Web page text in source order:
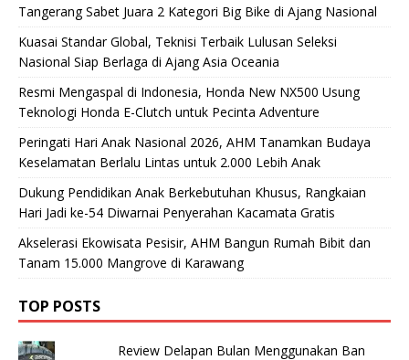
Tangerang Sabet Juara 2 Kategori Big Bike di Ajang Nasional
Kuasai Standar Global, Teknisi Terbaik Lulusan Seleksi
Nasional Siap Berlaga di Ajang Asia Oceania
Resmi Mengaspal di Indonesia, Honda New NX500 Usung
Teknologi Honda E-Clutch untuk Pecinta Adventure
Peringati Hari Anak Nasional 2026, AHM Tanamkan Budaya
Keselamatan Berlalu Lintas untuk 2.000 Lebih Anak
Dukung Pendidikan Anak Berkebutuhan Khusus, Rangkaian
Hari Jadi ke-54 Diwarnai Penyerahan Kacamata Gratis
Akselerasi Ekowisata Pesisir, AHM Bangun Rumah Bibit dan
Tanam 15.000 Mangrove di Karawang
TOP POSTS
Review Delapan Bulan Menggunakan Ban